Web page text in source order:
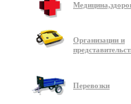
Организации и
Перевозки